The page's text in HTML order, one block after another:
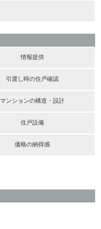
情報提供
引渡し時の住戸確認
マンションの構造・設計
住戸設備
価格の納得感